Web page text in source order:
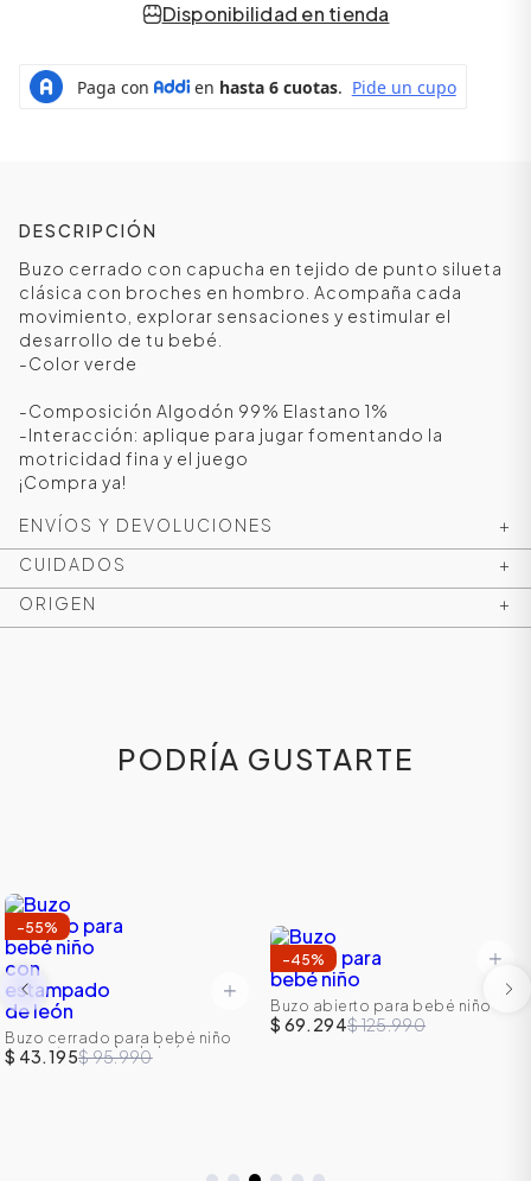
Disponibilidad en tienda
DESCRIPCIÓN
Buzo cerrado con capucha en tejido de punto silueta
clásica con broches en hombro. Acompaña cada
movimiento, explorar sensaciones y estimular el
desarrollo de tu bebé.
-Color verde
-Composición Algodón 99% Elastano 1%
-Interacción: aplique para jugar fomentando la
motricidad fina y el juego
¡Compra ya!
ENVÍOS Y DEVOLUCIONES
+
CUIDADOS
+
ORIGEN
+
PODRÍA GUSTARTE
-55%
Buzo cerrado para bebé niño
con estampado de león
$ 43.195$ 95.990
-45%
Buzo abierto para bebé niño
$ 69.294$ 125.990